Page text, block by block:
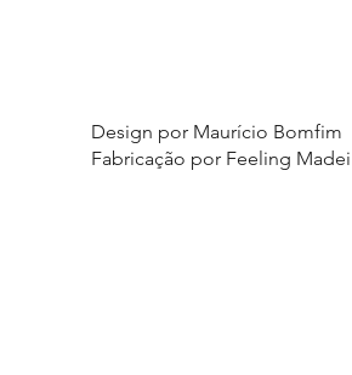
Design por Maurício Bomfim
Fabricação por Feeling